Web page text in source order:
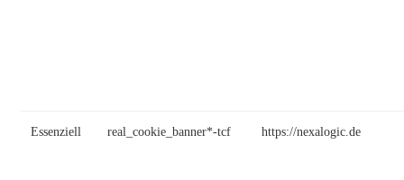
Essenziell real_cookie_banner*-tcf https://nexalogic.de